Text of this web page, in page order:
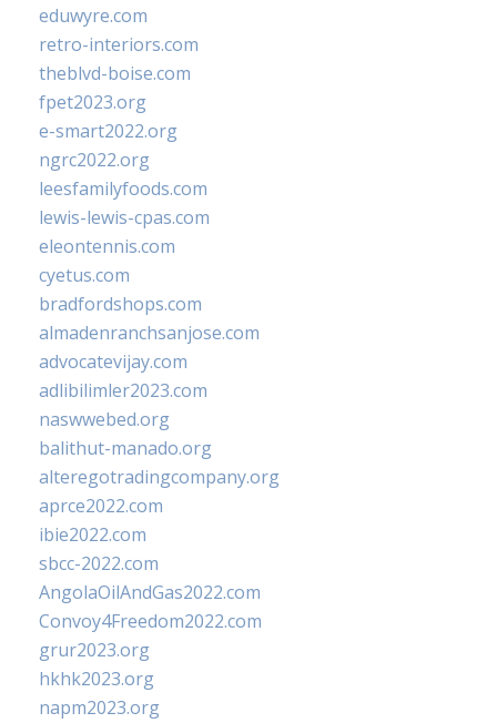
eduwyre.com
retro-interiors.com
theblvd-boise.com
fpet2023.org
e-smart2022.org
ngrc2022.org
leesfamilyfoods.com
lewis-lewis-cpas.com
eleontennis.com
cyetus.com
bradfordshops.com
almadenranchsanjose.com
advocatevijay.com
adlibilimler2023.com
naswwebed.org
balithut-manado.org
alteregotradingcompany.org
aprce2022.com
ibie2022.com
sbcc-2022.com
AngolaOilAndGas2022.com
Convoy4Freedom2022.com
grur2023.org
hkhk2023.org
napm2023.org